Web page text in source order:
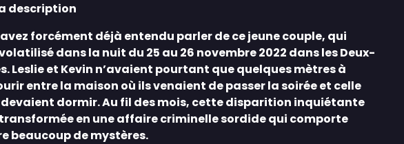
description
forcément déjà entendu parler de ce jeune couple, qui
dans la nuit du 25 au 26 novembre 2022 dans les Deux-
Leslie et Kevin n’avaient pourtant que quelques mètres à
entre la maison où ils venaient de passer la soirée et celle
devaient dormir. Au fil des mois, cette disparition inquiétante
transformée en une affaire criminelle sordide qui comporte
beaucoup de mystères.